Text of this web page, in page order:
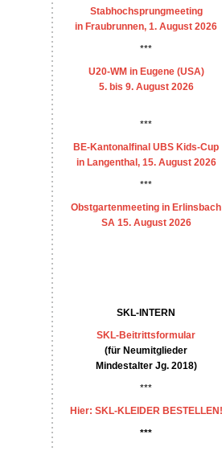
Stabhochsprungmeeting
in Fraubrunnen, 1. August 2026
***
U20-WM in Eugene (USA)
5. bis 9. August 2026
***
BE-Kantonalfinal UBS Kids-Cup
in Langenthal, 15. August 2026
***
Obstgartenmeeting in Erlinsbach
SA 15. August 2026
SKL-INTERN
SKL-Beitrittsformular
(für Neumitglieder
Mindestalter Jg. 2018)
***
Hier: SKL-KLEIDER BESTELLEN!
***